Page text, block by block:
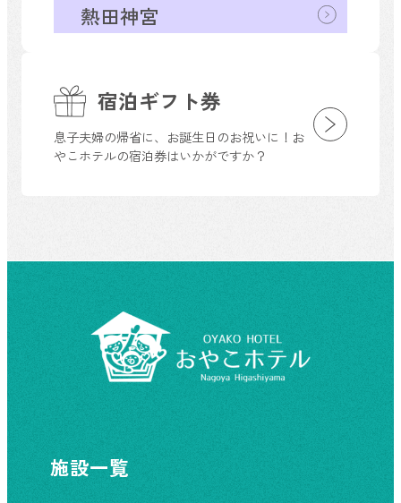
宿泊ギフト券
息子夫婦の帰省に、お誕生日のお祝いに！お
やこホテルの宿泊券はいかがですか？
熱田神宮
施設一覧